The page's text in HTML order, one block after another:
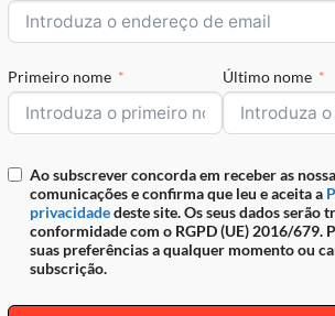
em pele genuína com tecnologia
FacebookeInstagram.
Primeiro nome Último nome
Ao subscrever concorda em receber as
comunicações e confirma que leu e aceita a
privacidadedeste site. Os seus dados serão
conformidade com o RGPD (UE) 2016/679.
suas preferências a qualquer momento ou
subscrição.